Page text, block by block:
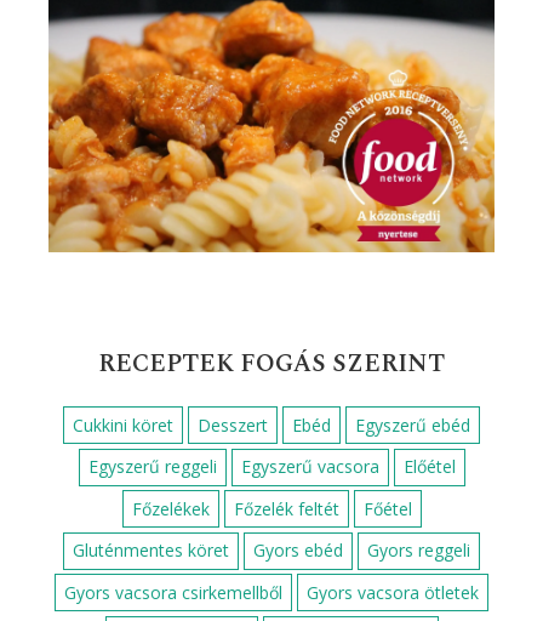
RECEPTEK FOGÁS SZERINT
Cukkini köret Desszert Ebéd
Egyszerű ebéd
Egyszerű reggeli
Egyszerű vacsora
Előétel
Főzelékek
Főzelék feltét
Főétel
Gluténmentes köret
Gyors ebéd
Gyors reggeli
Gyors vacsora csirkemellből
Gyors vacsora ötletek